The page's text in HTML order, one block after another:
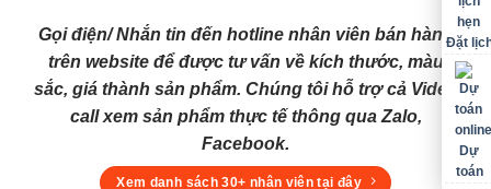
Gọi điện/ Nhắn tin đến hotline nhân viên bán hàng
trên website để được tư vấn về kích thước, màu
sắc, giá thành sản phẩm. Chúng tôi hỗ trợ cả Video
call xem sản phẩm thực tế thông qua Zalo,
Facebook.
Xem danh sách 30+ nhân viên tại đây
Đặt
Dự
toán